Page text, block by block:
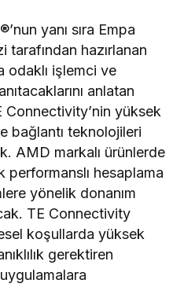
yanı sıra Empa
hazırlanan
odaklı işlemci ve
anlatan
Connectivity’nin yüksek
bağlantı teknolojileri
AMD markalı ürünlerde
hesaplama
yönelik donanım
TE Connectivity
koşullarda yüksek
gerektiren